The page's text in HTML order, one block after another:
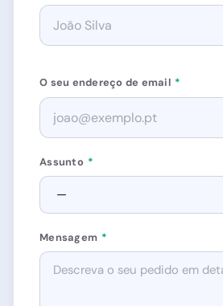
O seu endereço de email *
Assunto *
Mensagem *